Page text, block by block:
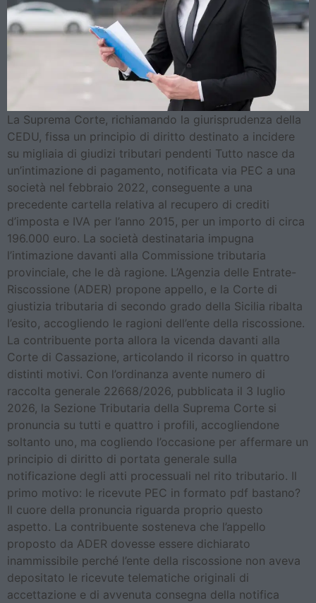
La Suprema Corte, richiamando la giurisprudenza della
CEDU, fissa un principio di diritto destinato a incidere
su migliaia di giudizi tributari pendenti Tutto nasce da
un’intimazione di pagamento, notificata via PEC a una
società nel febbraio 2022, conseguente a una
precedente cartella relativa al recupero di crediti
d’imposta e IVA per l’anno 2015, per un importo di circa
196.000 euro. La società destinataria impugna
l’intimazione davanti alla Commissione tributaria
provinciale, che le dà ragione. L’Agenzia delle Entrate-
Riscossione (ADER) propone appello, e la Corte di
giustizia tributaria di secondo grado della Sicilia ribalta
l’esito, accogliendo le ragioni dell’ente della riscossione.
La contribuente porta allora la vicenda davanti alla
Corte di Cassazione, articolando il ricorso in quattro
distinti motivi. Con l’ordinanza avente numero di
raccolta generale 22668/2026, pubblicata il 3 luglio
2026, la Sezione Tributaria della Suprema Corte si
pronuncia su tutti e quattro i profili, accogliendone
soltanto uno, ma cogliendo l’occasione per affermare un
principio di diritto di portata generale sulla
notificazione degli atti processuali nel rito tributario. Il
primo motivo: le ricevute PEC in formato pdf bastano?
Il cuore della pronuncia riguarda proprio questo
aspetto. La contribuente sosteneva che l’appello
proposto da ADER dovesse essere dichiarato
inammissibile perché l’ente della riscossione non aveva
depositato le ricevute telematiche originali di
accettazione e di avvenuta consegna della notifica